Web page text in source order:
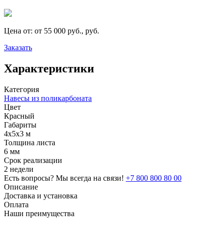
Цена от: от 55 000 руб., руб.
Заказать
Характеристики
Категория
Навесы из поликарбоната
Цвет
Красный
Габариты
4х5х3 м
Толщина листа
6 мм
Срок реализации
2 недели
Есть вопросы? Мы всегда на связи! +7 800 800 80 00
Описание
Доставка и установка
Оплата
Наши преимущества